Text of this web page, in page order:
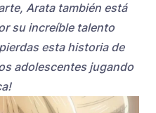
Arata también está
su increíble talento
esta historia de
adolescentes jugando